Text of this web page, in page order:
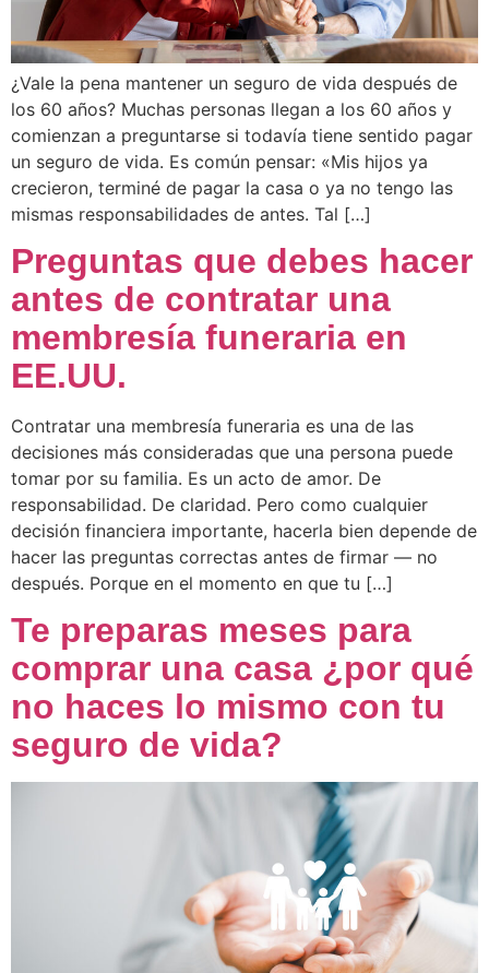
¿Vale la pena mantener un seguro de vida después de
los 60 años? Muchas personas llegan a los 60 años y
comienzan a preguntarse si todavía tiene sentido pagar
un seguro de vida. Es común pensar: «Mis hijos ya
crecieron, terminé de pagar la casa o ya no tengo las
mismas responsabilidades de antes. Tal […]
Preguntas que debes hacer
antes de contratar una
membresía funeraria en
EE.UU.
Contratar una membresía funeraria es una de las
decisiones más consideradas que una persona puede
tomar por su familia. Es un acto de amor. De
responsabilidad. De claridad. Pero como cualquier
decisión financiera importante, hacerla bien depende de
hacer las preguntas correctas antes de firmar — no
después. Porque en el momento en que tu […]
Te preparas meses para
comprar una casa ¿por qué
no haces lo mismo con tu
seguro de vida?